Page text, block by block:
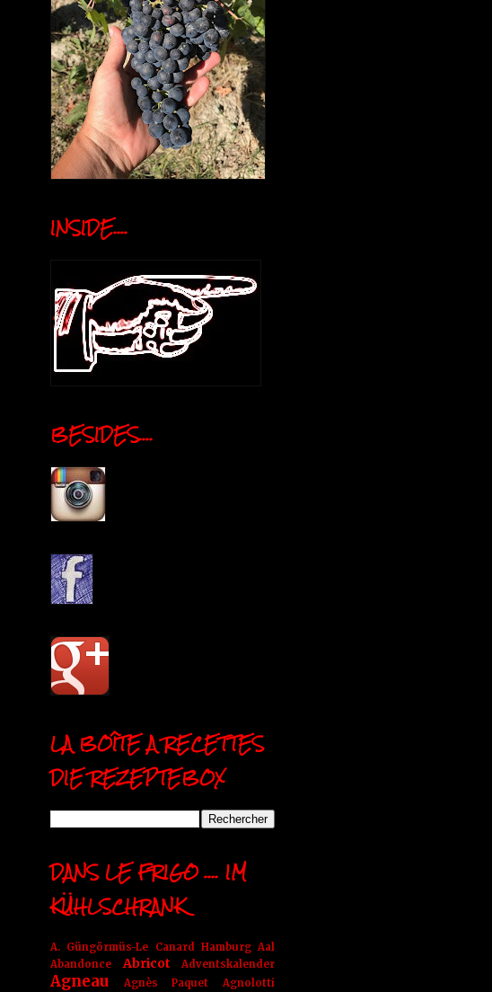
INSIDE....
BESIDES....
LA BOÎTE A RECETTES
DIE REZEPTEBOX
DANS LE FRIGO .... IM
KÜHLSCHRANK
A. Güngörmüs-Le Canard Hamburg Aal
Abandonce
Abricot Adventskalender
Agneau Agnès Paquet
Agnolotti